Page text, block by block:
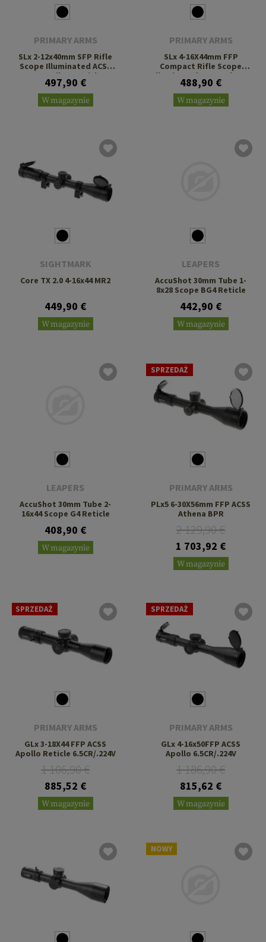
PRIMARY ARMS
SLx 2-12x40mm SFP Rifle
Scope Illuminated ACSS
Nova Fiber Reticle
497,90 €
W magazynie
PRIMARY ARMS
SLx 4-16X44mm FFP
Compact Rifle Scope
Illuminated ACSS Athena
BPR MIL Reticle
488,90 €
W magazynie
SIGHTMARK
Core TX 2.0 4-16x44 MR2
449,90 €
W magazynie
LEAPERS
AccuShot 30mm Tube 1-
8x28 Scope BG4 Reticle
442,90 €
W magazynie
LEAPERS
AccuShot 30mm Tube 2-
16x44 Scope G4 Reticle
408,90 €
W magazynie
SPRZEDAŻ
PRIMARY ARMS
PLx5 6-30X56mm FFP ACSS
Athena BPR
2 129,90 €
1 703,92 €
W magazynie
SPRZEDAŻ
PRIMARY ARMS
GLx 3-18X44 FFP ACSS
Apollo Reticle 6.5CR/.224V
1 106,90 €
885,52 €
W magazynie
SPRZEDAŻ
PRIMARY ARMS
GLx 4-16x50FFP ACSS
Apollo 6.5CR/.224V
1 186,90 €
815,62 €
W magazynie
NOWY